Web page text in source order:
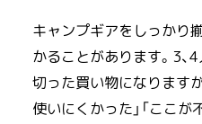
キャンプギアをしっかり
かることがあります。3
切った買い物になります
使いにくかった」「ここ